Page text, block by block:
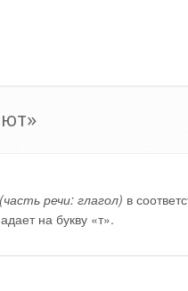
(часть речи: глагол) в
на букву «т».